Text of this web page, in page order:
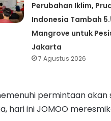
Perubahan Iklim,
Indonesia Tambah
Mangrove untuk
Jakarta
7 Agustus 2026
permintaan akan
hari ini JOMOO